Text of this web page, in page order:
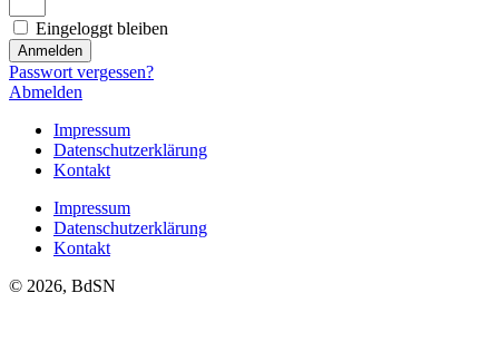
Eingeloggt bleiben
Anmelden
Passwort vergessen?
Abmelden
Impressum
Datenschutzerklärung
Kontakt
Impressum
Datenschutzerklärung
Kontakt
© 2026, BdSN